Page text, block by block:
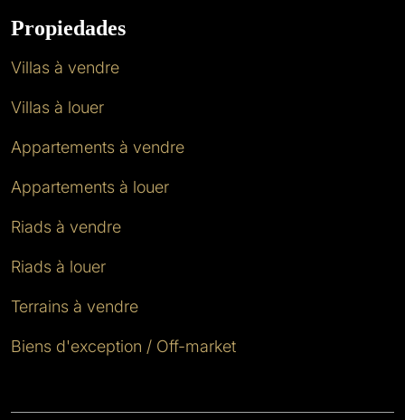
Propiedades
Villas à vendre
Villas à louer
Appartements à vendre
Appartements à louer
Riads à vendre
Riads à louer
Terrains à vendre
Biens d'exception / Off-market